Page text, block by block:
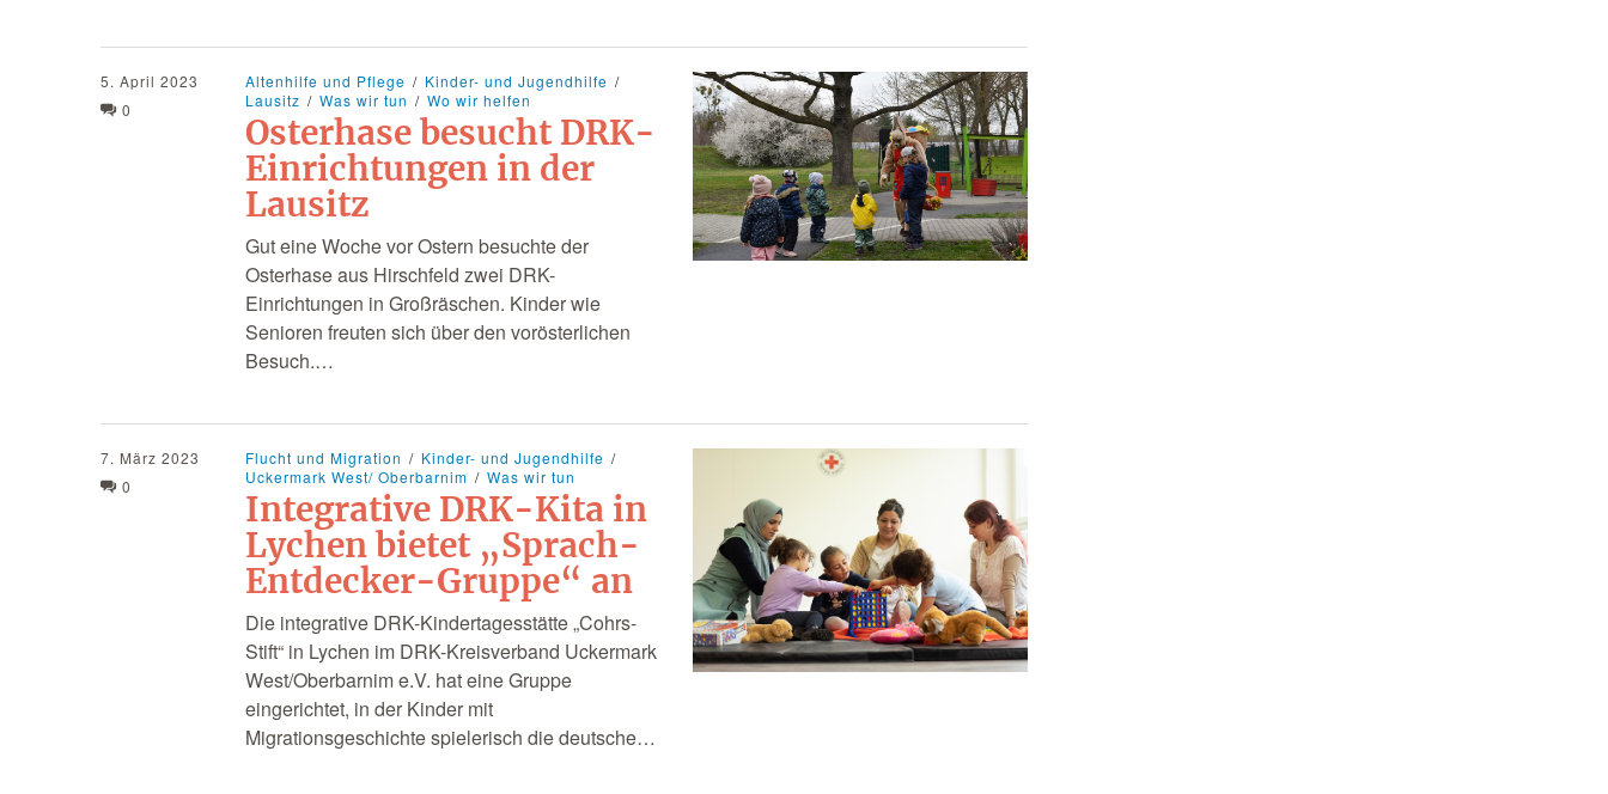
5. April 2023
0
Altenhilfe und Pflege
Kinder- und Jugendhilfe
Lausitz
Was wir tun Wo wir helfen
Osterhase besucht DRK-
Einrichtungen in der
Lausitz
Gut eine Woche vor Ostern besuchte der
Osterhase aus Hirschfeld zwei DRK-
Einrichtungen in Großräschen. Kinder wie
Senioren freuten sich über den vorösterlichen
Besuch.…
7. März 2023
0
Flucht und Migration
Kinder- und Jugendhilfe
Uckermark West/ Oberbarnim
Was wir tun
Integrative DRK-Kita in
Lychen bietet „Sprach-
Entdecker-Gruppe“ an
Die integrative DRK-Kindertagesstätte „Cohrs-
Stift“ in Lychen im DRK-Kreisverband Uckermark
West/Oberbarnim e.V. hat eine Gruppe
eingerichtet, in der Kinder mit
Migrationsgeschichte spielerisch die deutsche…